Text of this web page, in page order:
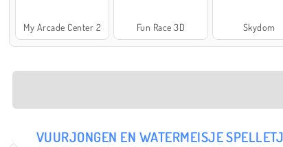
My Arcade Center 2 Fun Race 3D Skydom
VUURJONGEN EN WATERMEISJE